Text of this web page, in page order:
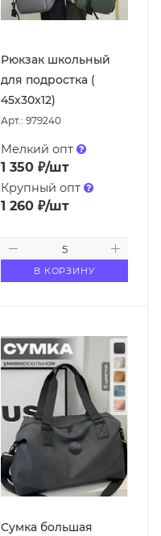
Рюкзак школьный
для подростка (
45x30x12)
Арт.: 979240
Мелкий опт
1 350₽/шт
Крупный опт
1 260₽/шт
В КОРЗИНУ
Сумка большая